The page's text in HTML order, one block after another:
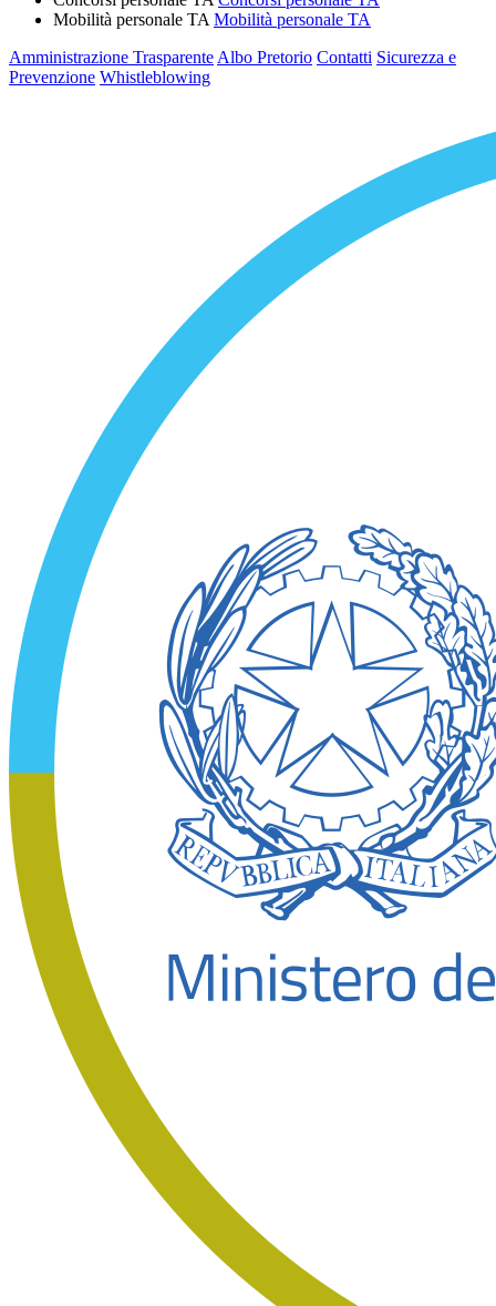
Mobilità personale TA Mobilità personale TA
Amministrazione Trasparente Albo Pretorio Contatti Sicurezza e
Prevenzione Whistleblowing